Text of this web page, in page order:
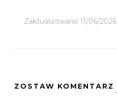
Zaktualizowano 11/06/2026
ZOSTAW KOMENTARZ